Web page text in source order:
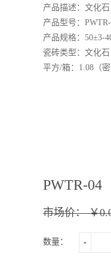
产品描述： 文化石
产品型号：
产品规格： 50±3-
瓷砖类型：文化石
平方/箱： 1.08 （
PWTR-04
市场价： ￥
数量： -